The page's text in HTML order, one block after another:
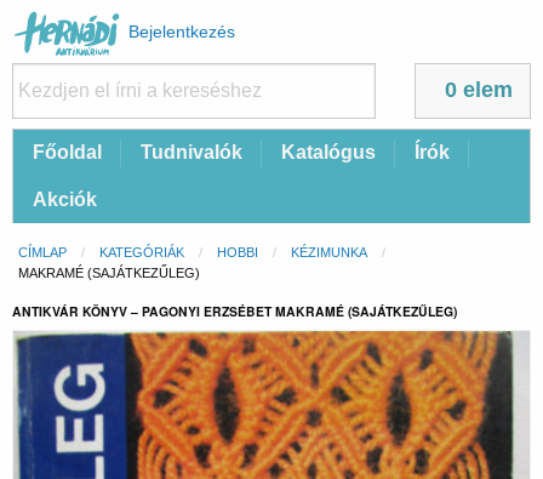
Felhasználói
fiók
menüje
Bejelentkezés
0 elem
FőFőoldal Tudnivalók Katalógus Írók
Akciók
Morzsa
CÍMLAP KATEGÓRIÁK HOBBI
KÉZIMUNKA
CURRENT:
MAKRAMÉ (SAJÁTKEZŰLEG)
ANTIKVÁR KÖNYV – PAGONYI ERZSÉBET MAKRAMÉ (SAJÁTKEZŰLEG)